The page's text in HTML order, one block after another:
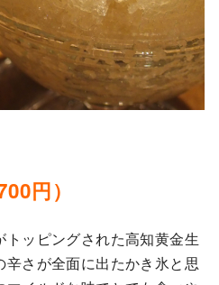
円）
ッピングされた高知黄金生
さが全面に出たかき氷と思